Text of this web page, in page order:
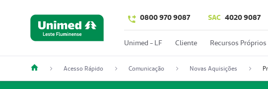
0800 970 9087 SAC 4020 9087
Unimed - LF Cliente Recursos Próprios
Acesso Rápido Comunicação Novas Aquisições